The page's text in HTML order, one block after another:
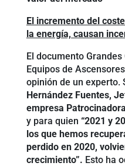
El incremento del
la energía, causan
El documento
Equipos de
opinión de un experto.
Hernández Fuentes,
empresa
y para quien “2021 y
los que hemos
perdido en 2020,
crecimiento”. Esto ha